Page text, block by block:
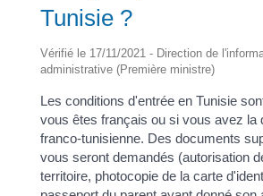
Tunisie ?
Vérifié le 17/11/2021 - Direction de
administrative (Première ministre)
Les conditions d'entrée en Tunisie
vous êtes français ou si vous avez la
franco-tunisienne. Des documents
vous seront demandés (autorisation
territoire, photocopie de la carte